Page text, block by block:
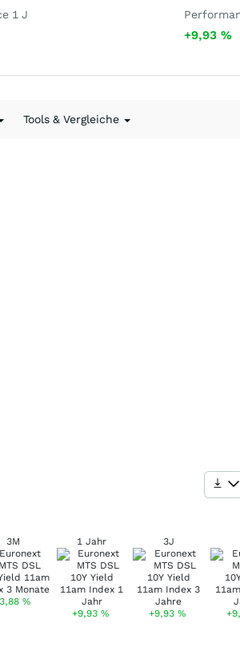
1 J
+9,93 %
Tools & Vergleiche
3M
%
1 Jahr
+9,93 %
3J
+9,93 %